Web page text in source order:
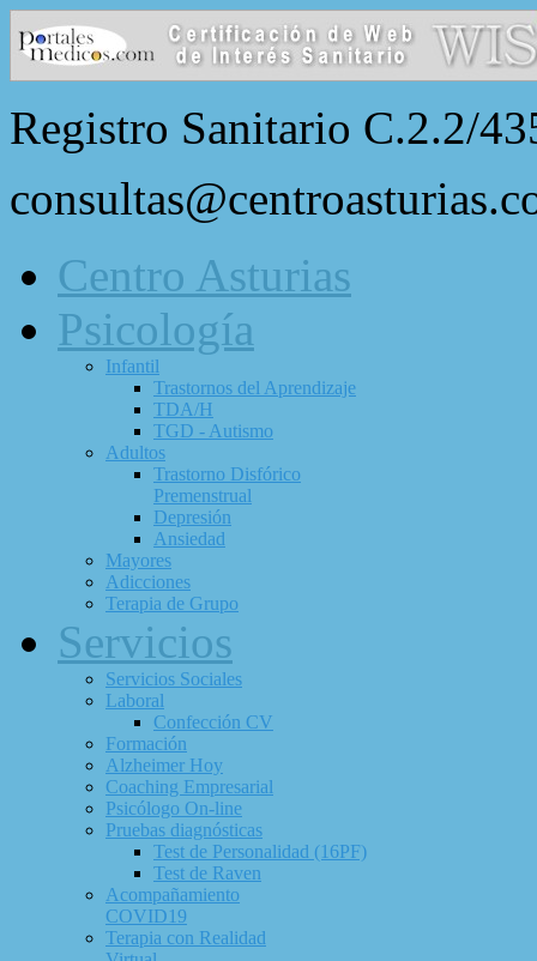
Registro Sanitario C.2.2/
Centro Asturias
Psicología
Infantil
Trastornos del Aprendizaje
TDA/H
TGD - Autismo
Adultos
Trastorno Disfórico
Premenstrual
Depresión
Ansiedad
Mayores
Adicciones
Terapia de Grupo
Servicios
Servicios Sociales
Laboral
Confección CV
Formación
Alzheimer Hoy
Coaching Empresarial
Psicólogo On-line
Pruebas diagnósticas
Test de Personalidad (16PF)
Test de Raven
Acompañamiento
COVID19
Terapia con Realidad